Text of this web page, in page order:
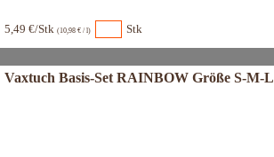
5,49 €/Stk (10,98 € / l) Stk
Vaxtuch Basis-Set RAINBOW Größe S-M-L